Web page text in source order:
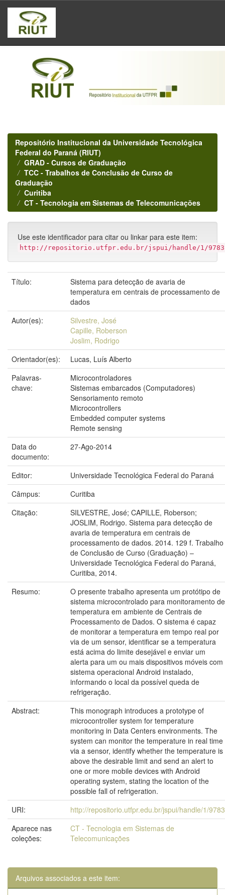
Skip
navigation
Repositório Institucional da Universidade Tecnológica
Federal do Paraná (RIUT)
GRAD - Cursos de Graduação
TCC - Trabalhos de Conclusão de Curso de
Graduação
Curitiba
CT - Tecnologia em Sistemas de Telecomunicações
Use este identificador para citar ou linkar para este item:
http://repositorio.utfpr.edu.br/jspui/handle/1/9783
Título:
Sistema para detecção de avaria de
temperatura em centrais de processamento de
dados
Autor(es):
Silvestre, José
Capille, Roberson
Joslim, Rodrigo
Orientador(es):
Lucas, Luís Alberto
Palavras-
chave:
Microcontroladores
Sistemas embarcados (Computadores)
Sensoriamento remoto
Microcontrollers
Embedded computer systems
Remote sensing
Data do
documento:
27-Ago-2014
Editor:
Universidade Tecnológica Federal do Paraná
Câmpus:
Curitiba
Citação:
SILVESTRE, José; CAPILLE, Roberson;
JOSLIM, Rodrigo. Sistema para detecção de
avaria de temperatura em centrais de
processamento de dados. 2014. 129 f. Trabalho
de Conclusão de Curso (Graduação) –
Universidade Tecnológica Federal do Paraná,
Curitiba, 2014.
Resumo:
O presente trabalho apresenta um protótipo de
sistema microcontrolado para monitoramento de
temperatura em ambiente de Centrais de
Processamento de Dados. O sistema é capaz
de monitorar a temperatura em tempo real por
via de um sensor, identificar se a temperatura
está acima do limite desejável e enviar um
alerta para um ou mais dispositivos móveis com
sistema operacional Android instalado,
informando o local da possível queda de
refrigeração.
Abstract:
This monograph introduces a prototype of
microcontroller system for temperature
monitoring in Data Centers environments. The
system can monitor the temperature in real time
via a sensor, identify whether the temperature is
above the desirable limit and send an alert to
one or more mobile devices with Android
operating system, stating the location of the
possible fall of refrigeration.
URI:
http://repositorio.utfpr.edu.br/jspui/handle/1/9783
Aparece nas
coleções:
CT - Tecnologia em Sistemas de
Telecomunicações
Arquivos associados a este item: